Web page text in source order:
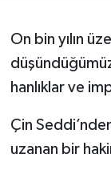
On bin yılın
hanlıklar ve
Çin
uzanan bir